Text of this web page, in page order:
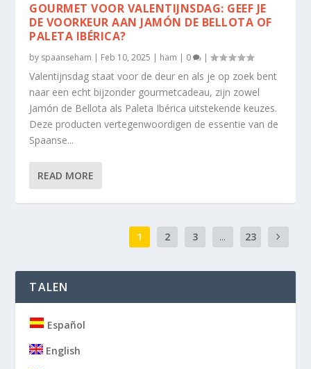
GOURMET VOOR VALENTIJNSDAG: GEEF JE
DE VOORKEUR AAN JAMÓN DE BELLOTA OF
PALETA IBÉRICA?
by spaanseham | Feb 10, 2025 | ham | 0 |
Valentijnsdag staat voor de deur en als je op zoek bent
naar een echt bijzonder gourmetcadeau, zijn zowel
Jamón de Bellota als Paleta Ibérica uitstekende keuzes.
Deze producten vertegenwoordigen de essentie van de
Spaanse...
READ MORE
1 2 3 ... 23
TALEN
Español
English